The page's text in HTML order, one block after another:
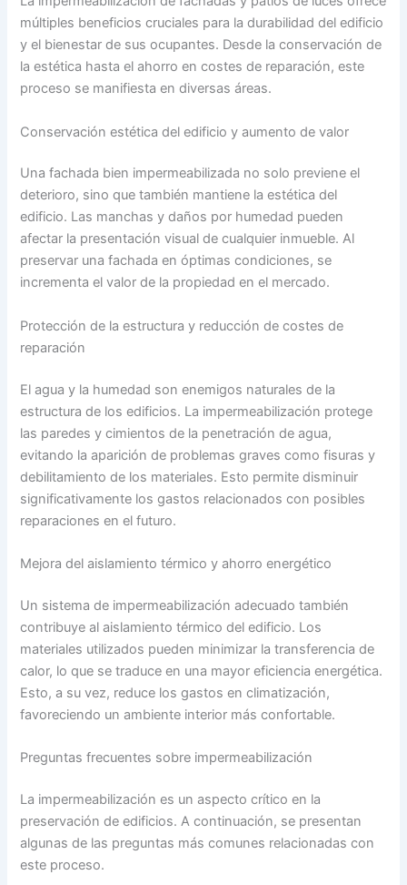
múltiples beneficios cruciales para la durabilidad del edificio
y el bienestar de sus ocupantes. Desde la conservación de
la estética hasta el ahorro en costes de reparación, este
proceso se manifiesta en diversas áreas.
Conservación estética del edificio y aumento de valor
Una fachada bien impermeabilizada no solo previene el
deterioro, sino que también mantiene la estética del
edificio. Las manchas y daños por humedad pueden
afectar la presentación visual de cualquier inmueble. Al
preservar una fachada en óptimas condiciones, se
incrementa el valor de la propiedad en el mercado.
Protección de la estructura y reducción de costes de
reparación
El agua y la humedad son enemigos naturales de la
estructura de los edificios. La impermeabilización protege
las paredes y cimientos de la penetración de agua,
evitando la aparición de problemas graves como fisuras y
debilitamiento de los materiales. Esto permite disminuir
significativamente los gastos relacionados con posibles
reparaciones en el futuro.
Mejora del aislamiento térmico y ahorro energético
Un sistema de impermeabilización adecuado también
contribuye al aislamiento térmico del edificio. Los
materiales utilizados pueden minimizar la transferencia de
calor, lo que se traduce en una mayor eficiencia energética.
Esto, a su vez, reduce los gastos en climatización,
favoreciendo un ambiente interior más confortable.
Preguntas frecuentes sobre impermeabilización
La impermeabilización es un aspecto crítico en la
preservación de edificios. A continuación, se presentan
algunas de las preguntas más comunes relacionadas con
este proceso.